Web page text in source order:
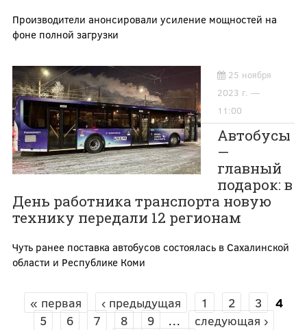
Производители анонсировали усиление мощностей на
фоне полной загрузки
25 ноября
2023 г. —
11:00
Автобусы
—
главный
подарок: в
День работника транспорта новую
технику передали 12 регионам
Чуть ранее поставка автобусов состоялась в Сахалинской
области и Республике Коми
СТРАНИЦЫ
« первая ‹ предыдущая 1 2 3
4
5
6 7 8 9 …
следующая ›